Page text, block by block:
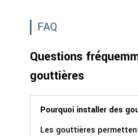
FAQ
Questions
gouttières
Pourquoi installer des
Les gouttières